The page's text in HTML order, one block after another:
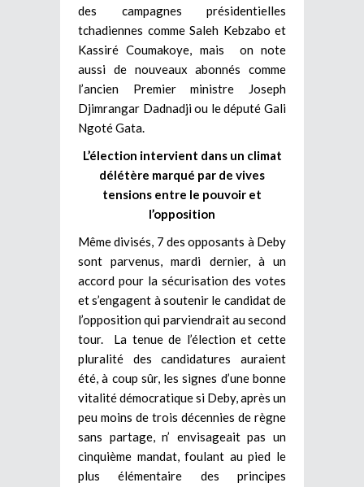
des campagnes présidentielles
tchadiennes comme Saleh Kebzabo et
Kassiré Coumakoye, mais on note
aussi de nouveaux abonnés comme
l’ancien Premier ministre Joseph
Djimrangar Dadnadji ou le député Gali
Ngoté Gata.
L’élection intervient dans un climat
délétère marqué par de vives
tensions entre le pouvoir et
l’opposition
Même divisés, 7 des opposants à Deby
sont parvenus, mardi dernier, à un
accord pour la sécurisation des votes
et s’engagent à soutenir le candidat de
l’opposition qui parviendrait au second
tour. La tenue de l’élection et cette
pluralité des candidatures auraient
été, à coup sûr, les signes d’une bonne
vitalité démocratique si Deby, après un
peu moins de trois décennies de règne
sans partage, n’ envisageait pas un
cinquième mandat, foulant au pied le
plus élémentaire des principes